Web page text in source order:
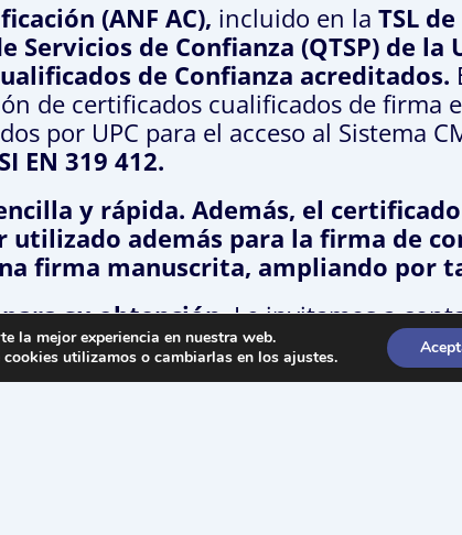
(ANF AC), incluido en laTSL
Servicios de Confianza (QTSP) de
de Confianza acreditados.
de certificados cualificados de firma
por UPC para el acceso al Sistema
EN 319 412.
y rápida. Además, el
utilizado además para la firma de
firma manuscrita, ampliando por
su obtención.Le invitamos a
el camino óptimo para su
en el proceso de obtención y uso.
la mejor experiencia en nuestra web.
cookies utilizamos o cambiarlas en los ajustes.